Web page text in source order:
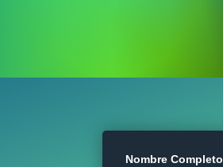
Nombre Completo